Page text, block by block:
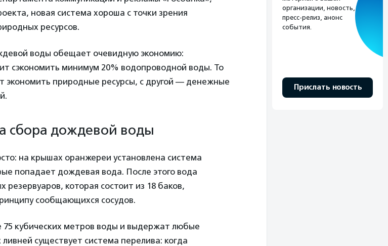
новая система хороша с точки зрения
ресурсов.
воды обещает очевидную экономию:
сэкономить минимум 20% водопроводной воды. То
экономить природные ресурсы, с другой — денежные
сбора дождевой воды
на крышах оранжереи установлена система
попадает дождевая вода. После этого вода
резервуаров, которая состоит из 18 баков,
сообщающихся сосудов.
75 кубических метров воды и выдержат любые
существует система перелива: когда
организации, новость,
пресс-релиз, анонс
события.
Прислать новость